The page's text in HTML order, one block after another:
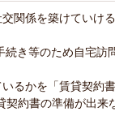
関係を築けていけ
き等のため自宅訪
るかを「賃貸契約
約書の準備が出来